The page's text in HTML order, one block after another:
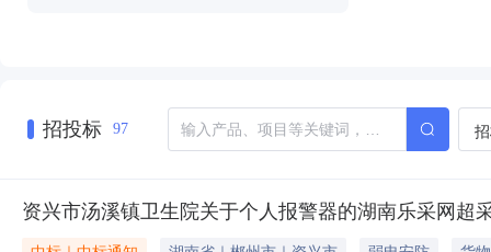
招投标 97
资兴市汤溪镇卫生院关于个人报警器的湖南乐采网超